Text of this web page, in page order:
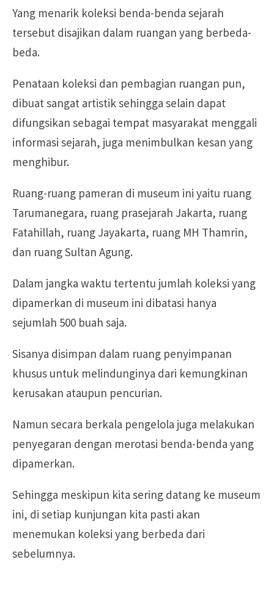
Yang menarik koleksi benda-benda sejarah
tersebut disajikan dalam ruangan yang berbeda-
beda.
Penataan koleksi dan pembagian ruangan pun,
dibuat sangat artistik sehingga selain dapat
difungsikan sebagai tempat masyarakat menggali
informasi sejarah, juga menimbulkan kesan yang
menghibur.
Ruang-ruang pameran di museum ini yaitu ruang
Tarumanegara, ruang prasejarah Jakarta, ruang
Fatahillah, ruang Jayakarta, ruang MH Thamrin,
dan ruang Sultan Agung.
Dalam jangka waktu tertentu jumlah koleksi yang
dipamerkan di museum ini dibatasi hanya
sejumlah 500 buah saja.
Sisanya disimpan dalam ruang penyimpanan
khusus untuk melindunginya dari kemungkinan
kerusakan ataupun pencurian.
Namun secara berkala pengelola juga melakukan
penyegaran dengan merotasi benda-benda yang
dipamerkan.
Sehingga meskipun kita sering datang ke museum
ini, di setiap kunjungan kita pasti akan
menemukan koleksi yang berbeda dari
sebelumnya.